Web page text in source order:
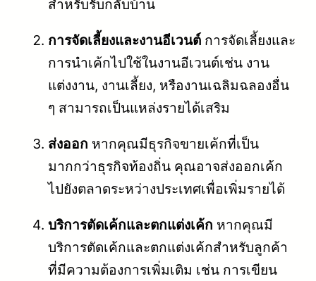
สำหรับรับกลับบ้าน
การจัดเลี้ยงและงานอีเวนต์ การจัดเลี้ยงและ
การนำเค้กไปใช้ในงานอีเวนต์เช่น งาน
แต่งงาน, งานเลี้ยง, หรืองานเฉลิมฉลองอื่น
ๆ สามารถเป็นแหล่งรายได้เสริม
ส่งออก หากคุณมีธุรกิจขายเค้กที่เป็น
มากกว่าธุรกิจท้องถิ่น คุณอาจส่งออกเค้ก
ไปยังตลาดระหว่างประเทศเพื่อเพิ่มรายได้
บริการตัดเค้กและตกแต่งเค้ก หากคุณมี
บริการตัดเค้กและตกแต่งเค้กสำหรับลูกค้า
ที่มีความต้องการเพิ่มเติม เช่น การเขียน